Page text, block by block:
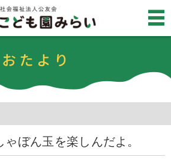
おたより
ぼん玉を楽しんだよ。